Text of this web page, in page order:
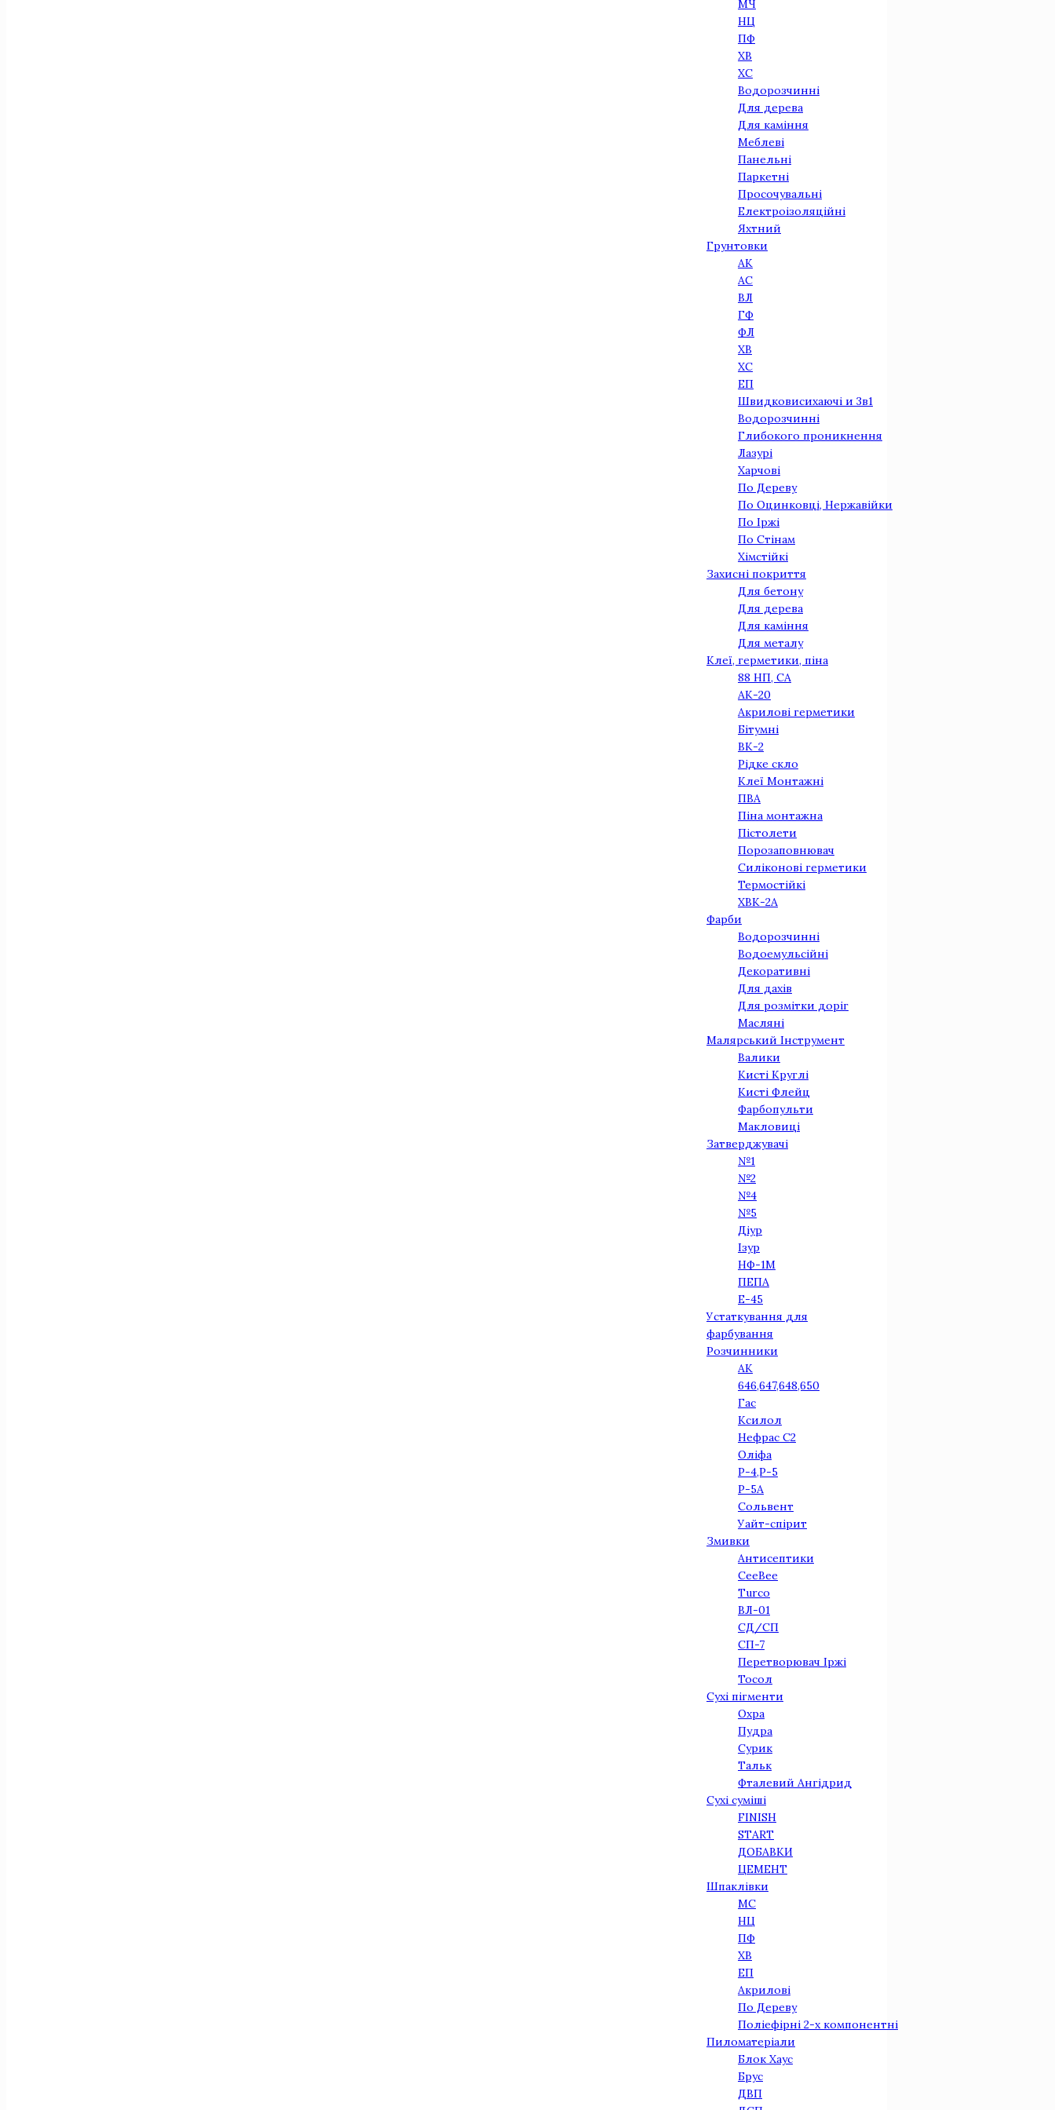
МЧ
НЦ
ПФ
ХВ
ХС
Водорозчинні
Для дерева
Для камiння
Меблеві
Панельнi
Паркетнi
Просочувальні
Електроізоляційні
Яхтний
Грунтовки
АК
АС
ВЛ
ГФ
ФЛ
ХВ
ХС
ЕП
Швидковисихаючі и 3в1
Водорозчинні
Глибокого проникнення
Лазурі
Харчові
По Дереву
По Оцинковцi, Нержавiйки
По Iржi
По Стiнам
Хімстійкі
Захисні покриття
Для бетону
Для дерева
Для камiння
Для металу
Клеї, герметики, піна
88 НП, СА
АК-20
Акрилові герметики
Бітумні
ВК-2
Рідке скло
Клеї Монтажнi
ПВА
Піна монтажна
Пістолети
Порозаповнювач
Силіконові герметики
Термостійкі
ХВК-2А
Фарби
Водорозчинні
Водоемульсійні
Декоративні
Для дахів
Для розмітки доріг
Масляні
Малярський Інструмент
Валики
Кисті Круглі
Кисті Флейц
Фарбопульти
Макловиці
Затверджувачі
№1
№2
№4
№5
Діур
Iзур
НФ-1М
ПЕПА
Е-45
Устаткування для
фарбування
Розчинники
АК
646,647,648,650
Гас
Ксилол
Нефрас С2
Оліфа
Р-4,Р-5
Р-5А
Сольвент
Уайт-спірит
Змивки
Антисептики
CeeBee
Turco
ВЛ-01
СД/СП
СП-7
Перетворювач Іржi
Тосол
Сухі пігменти
Охра
Пудра
Сурик
Тальк
Фталевий Ангідрид
Сухі суміші
FINISH
START
ДОБАВКИ
ЦЕМЕНТ
Шпаклівки
МС
НЦ
ПФ
ХВ
ЕП
Акрилові
По Дереву
Поліефірні 2-х компонентні
Пиломатеріали
Блок Хаус
Брус
ДВП